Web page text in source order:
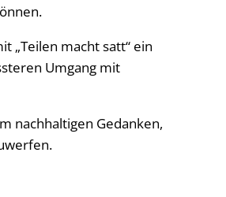
„Teilen macht satt“ ein
Umgang mit
nachhaltigen Gedanken,